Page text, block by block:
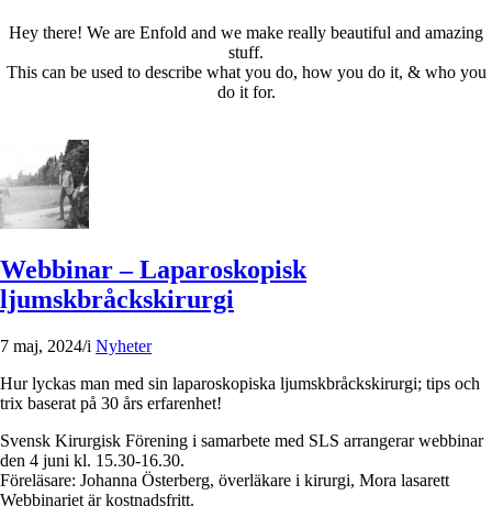
Hey there! We are Enfold and we make really beautiful and amazing
stuff.
This can be used to describe what you do, how you do it, & who you
do it for.
Webbinar – Laparoskopisk
ljumskbråckskirurgi
7 maj, 2024/i Nyheter
Hur lyckas man med sin laparoskopiska ljumskbråckskirurgi; tips och
trix baserat på 30 års erfarenhet!
Svensk Kirurgisk Förening i samarbete med SLS arrangerar webbinar
den 4 juni kl. 15.30-16.30.
Föreläsare: Johanna Österberg, överläkare i kirurgi, Mora lasarett
Webbinariet är kostnadsfritt.